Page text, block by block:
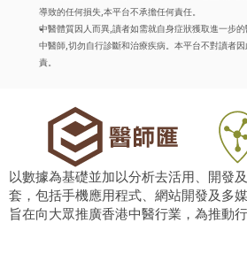
導致的任何損失,本平台不承擔任何責任。
中醫體質因人而異,讀者如需就自身症狀獲取進一步
中醫師,切勿自行診斷和治療疾病。本平台不對讀者
責。
以數據為基礎並加以分析去活用、開發
套，包括手機應用程式、網站開發及多媒
旨在向大眾推廣香港中醫行業，為推動